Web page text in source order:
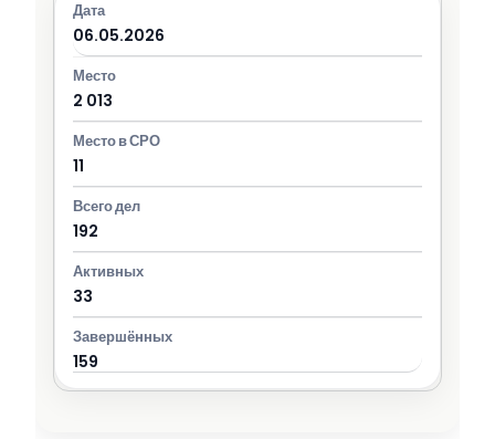
06.05.2026
2 013
11
192
33
159